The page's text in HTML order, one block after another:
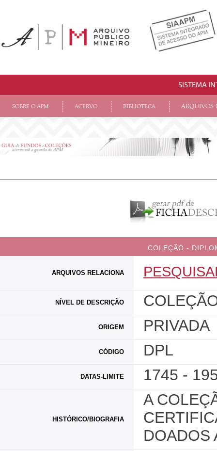
SISTEMA
SOBRE O APM ACERVO BIBLIOTECA ARQUIVOS
COLEÇÃO -
ARQUIVOS RELACIONA
NÍVEL DE DESCRIÇÃO
ORIGEM PRIVADA
CÓDIGO DPL
DATAS-LIMITE 1745 -
HISTÓRICO/BIOGRAFIA
A
DOADOS